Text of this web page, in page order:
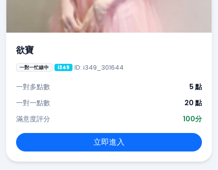
欲寶
一對一忙線中 i349 ID: i349_301644
一對多點數
5 點
一對一點數
20 點
滿意度評分
100分
立即進入